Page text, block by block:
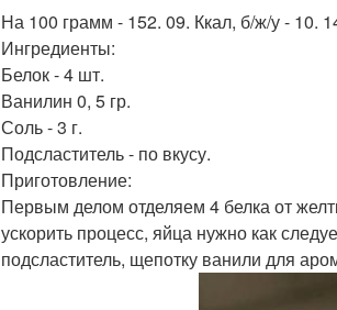
На 100 грамм - 152. 09. Ккал, б/ж/у - 10.
Ингредиенты:
Белок - 4 шт.
Ванилин 0, 5 гр.
Соль - 3 г.
Подсластитель - по вкусу.
Приготовление:
Первым делом отделяем 4 белка от
ускорить процесс, яйца нужно как
подсластитель, щепотку ванили для